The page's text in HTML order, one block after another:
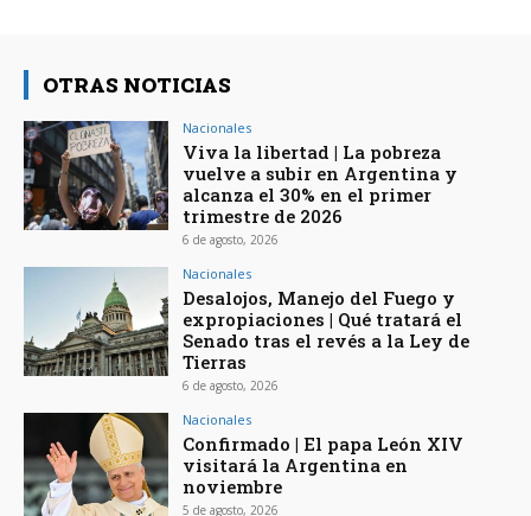
OTRAS NOTICIAS
Nacionales
Viva la libertad | La pobreza
vuelve a subir en Argentina y
alcanza el 30% en el primer
trimestre de 2026
6 de agosto, 2026
Nacionales
Desalojos, Manejo del Fuego y
expropiaciones | Qué tratará el
Senado tras el revés a la Ley de
Tierras
6 de agosto, 2026
Nacionales
Confirmado | El papa León XIV
visitará la Argentina en
noviembre
5 de agosto, 2026